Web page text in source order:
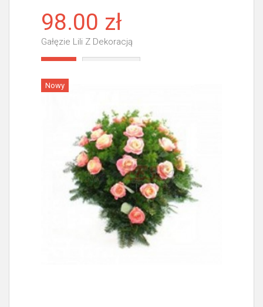
98.00 zł
Gałęzie Lili Z Dekoracją
Nowy